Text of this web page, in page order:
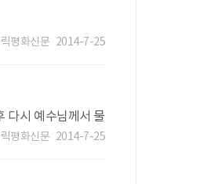
평화신문 2014-7-25
다시 예수님께서 물
평화신문 2014-7-25